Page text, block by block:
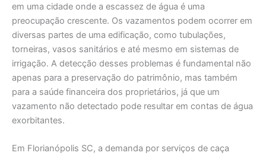
em uma cidade onde a escassez de água é uma
preocupação crescente. Os vazamentos podem ocorrer em
diversas partes de uma edificação, como tubulações,
torneiras, vasos sanitários e até mesmo em sistemas de
irrigação. A detecção desses problemas é fundamental não
apenas para a preservação do patrimônio, mas também
para a saúde financeira dos proprietários, já que um
vazamento não detectado pode resultar em contas de água
exorbitantes.
Em Florianópolis SC, a demanda por serviços de caça